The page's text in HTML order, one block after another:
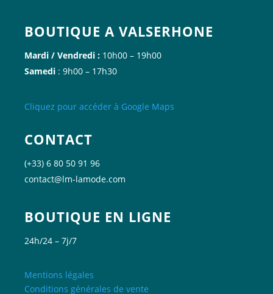
BOUTIQUE A VALSERHONE
Mardi / Vendredi : 10h00 – 19h00
Samedi : 9h00 – 17h30
Cliquez pour accéder à Google Maps
CONTACT
(+33) 6 80 50 91 96
contact@lm-lamode.com
BOUTIQUE EN LIGNE
24h/24 – 7j/7
Mentions légales
Conditions générales de vente